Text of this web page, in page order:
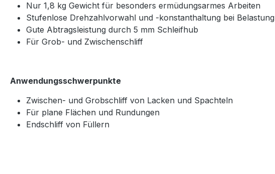
Nur 1,8 kg Gewicht für besonders ermüdungsarmes Arbeiten
Stufenlose Drehzahlvorwahl und -konstanthaltung bei Belastung
Gute Abtragsleistung durch 5 mm Schleifhub
Für Grob- und Zwischenschliff
Anwendungsschwerpunkte
Zwischen- und Grobschliff von Lacken und Spachteln
Für plane Flächen und Rundungen
Endschliff von Füllern